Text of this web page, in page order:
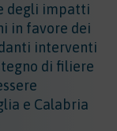
degli impatti
in favore dei
interventi
di filiere
e Calabria